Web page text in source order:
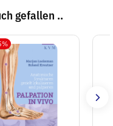
gefallen ..